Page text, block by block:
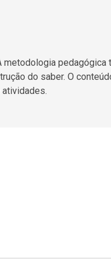
metodologia pedagógica
do saber. O